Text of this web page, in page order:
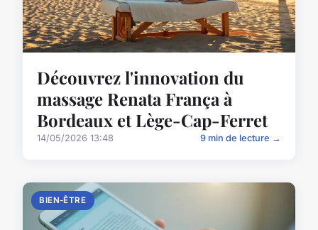
Découvrez l'innovation du
massage Renata França à
Bordeaux et Lège-Cap-Ferret
14/05/2026 13:48 9 min de lecture →
BIEN-ÊTRE